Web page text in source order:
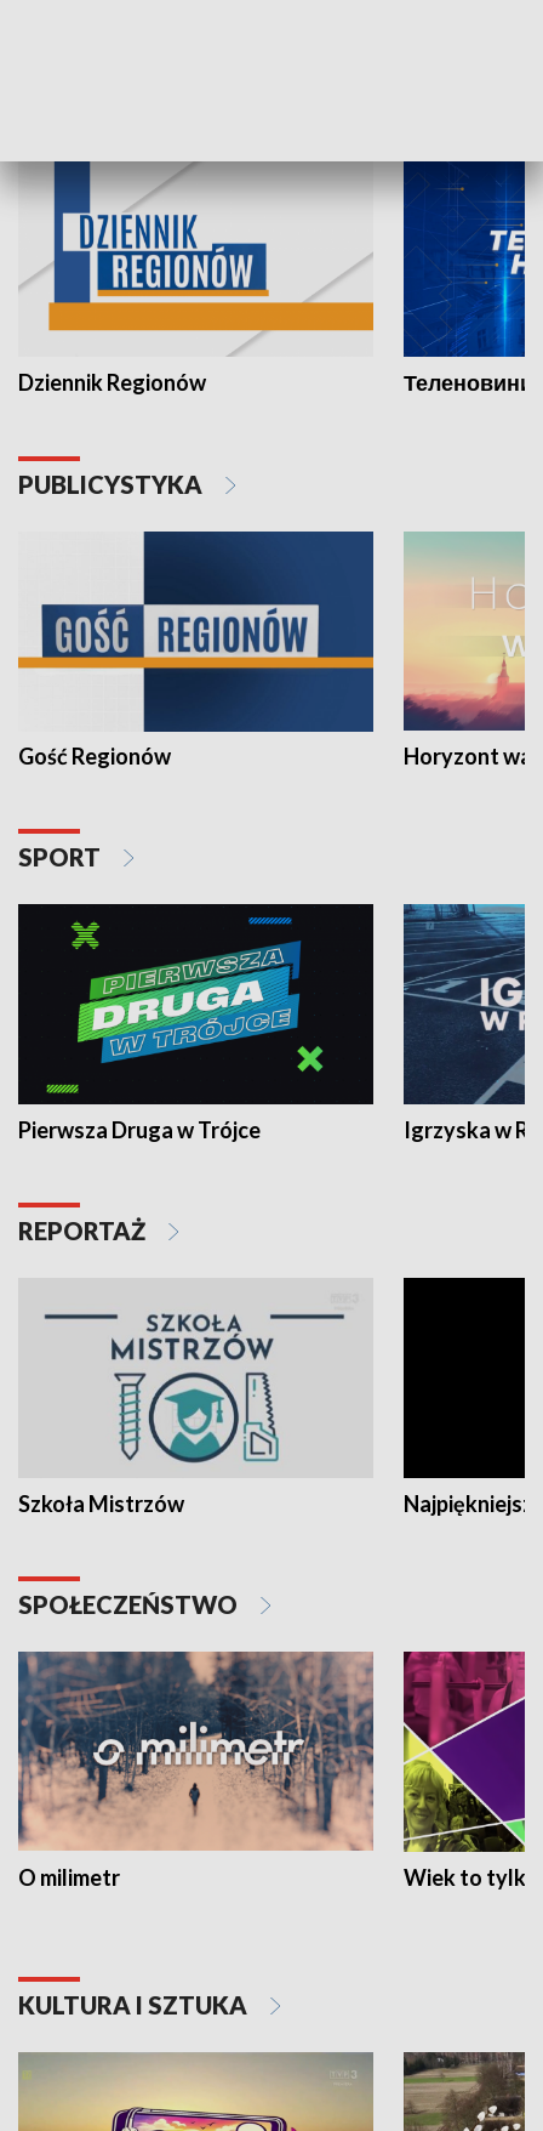
Dziennik Regionów Теленовини
PUBLICYSTYKA
Gość Regionów Horyzont
SPORT
Pierwsza Druga w Trójce Igrzyska w
REPORTAŻ
Szkoła Mistrzów
SPOŁECZEŃSTWO
O milimetr Wiek to tylko
KULTURA I SZTUKA